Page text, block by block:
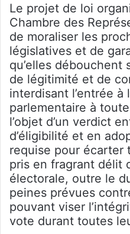
Le projet de loi
Chambre des
de moraliser les
législatives et de
qu’elles débouchent
de légitimité et de
interdisant l’entrée à
parlementaire à
l’objet d’un verdict
d’éligibilité et en
requise pour écarter
pris en fragrant délit
électorale, outre le
peines prévues
pouvant viser
vote durant toutes